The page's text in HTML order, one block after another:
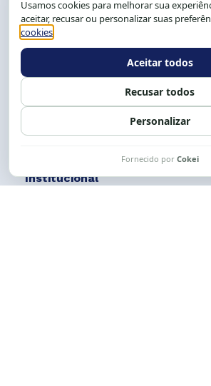
Salvador-BA, Brasil.
Tel.: (71) 2104-5457, Cel.: (71) 9
Expediente: 8h às 12h e 13
Siga nossas redes
Institucional